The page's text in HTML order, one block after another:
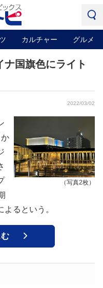
カルチャー グルメ
ナ国旗色にライト
2022/03/02
（写真2枚）
るという。